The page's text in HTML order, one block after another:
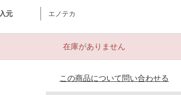
元 エノテカ
在庫がありません
この商品について問い合わせる